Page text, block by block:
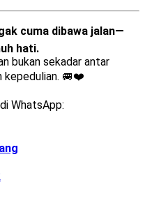
cuma dibawa jalan—
hati.
bukan sekadar antar
kepedulian. 🚐❤️
WhatsApp: